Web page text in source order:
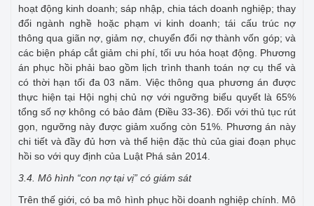
hoạt động kinh doanh; sáp nhập, chia tách doanh nghiệp; thay
đổi ngành nghề hoặc phạm vi kinh doanh; tái cấu trúc nợ
thông qua giãn nợ, giảm nợ, chuyển đổi nợ thành vốn góp; và
các biện pháp cắt giảm chi phí, tối ưu hóa hoạt động. Phương
án phục hồi phải bao gồm lịch trình thanh toán nợ cụ thể và
có thời hạn tối đa 03 năm. Việc thông qua phương án được
thực hiện tại Hội nghị chủ nợ với ngưỡng biểu quyết là 65%
tổng số nợ không có bảo đảm (Điều 33-36). Đối với thủ tục rút
gọn, ngưỡng này được giảm xuống còn 51%. Phương án này
chi tiết và đầy đủ hơn và thể hiện đặc thù của giai đoạn phục
hồi so với quy định của Luật Phá sản 2014.
3.4. Mô hình “con nợ tại vị” có giám sát
Trên thế giới, có ba mô hình phục hồi doanh nghiệp chính. Mô